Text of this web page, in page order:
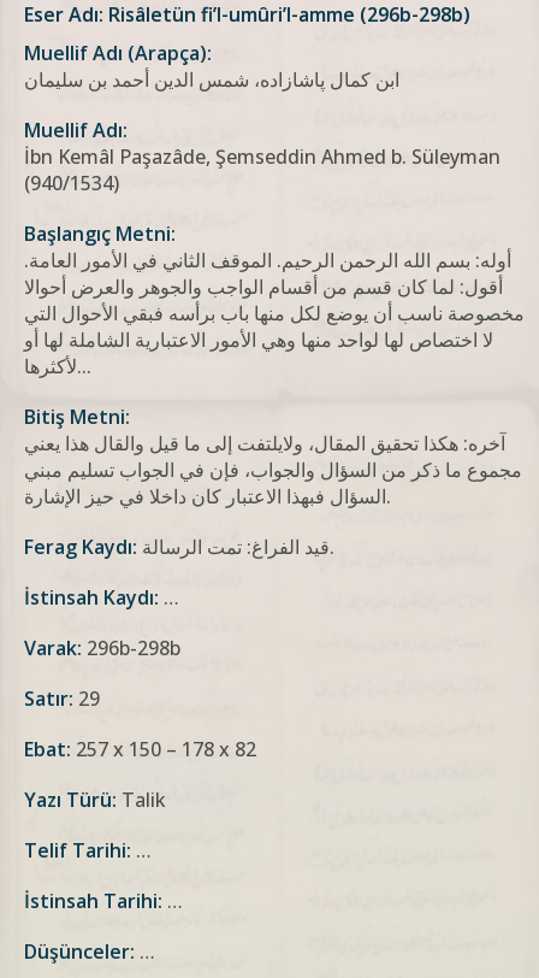
Eser Adı: Risâletün fi’l-umûri’l-amme (296b-298b)
Muellif Adı (Arapça):
ابن كمال پاشازاده، شمس الدين أحمد بن سليمان
Muellif Adı:
İbn Kemâl Paşazâde, Şemseddin Ahmed b. Süleyman
(940/1534)
Başlangıç Metni:
أوله: بسم الله الرحمن الرحيم. الموقف الثاني في الأمور العامة.
أقول: لما كان قسم من أقسام الواجب والجوهر والعرض أحوالا
مخصوصة ناسب أن يوضع لكل منها باب برأسه فبقي الأحوال التي
لا اختصاص لها لواحد منها وهي الأمور الاعتبارية الشاملة لها أو
لأكثرها...
Bitiş Metni:
آخره: هكذا تحقيق المقال، ولايلتفت إلى ما قيل والقال هذا يعني
مجموع ما ذكر من السؤال والجواب، فإن في الجواب تسليم مبني
السؤال فبهذا الاعتبار كان داخلا في حيز الإشارة.
Ferag Kaydı:
قيد الفراغ: تمت الرسالة.
İstinsah Kaydı: …
Varak: 296b-298b
Satır: 29
Ebat: 257 x 150 – 178 x 82
Yazı Türü: Talik
Telif Tarihi: …
İstinsah Tarihi: …
Düşünceler: …